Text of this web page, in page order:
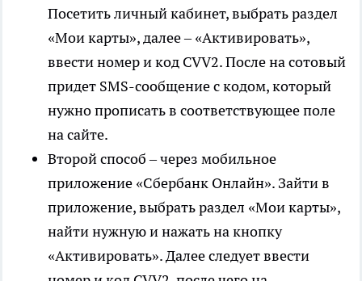
Посетить личный кабинет, выбрать раздел
«Мои карты», далее – «Активировать»,
ввести номер и код CVV2. После на сотовый
придет SMS-сообщение с кодом, который
нужно прописать в соответствующее поле
на сайте.
Второй способ – через мобильное
приложение «Сбербанк Онлайн». Зайти в
приложение, выбрать раздел «Мои карты»,
найти нужную и нажать на кнопку
«Активировать». Далее следует ввести